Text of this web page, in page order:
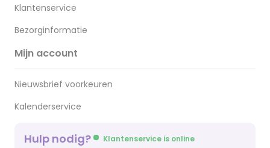
Klantenservice
Bezorginformatie
Mijn account
Nieuwsbrief voorkeuren
Kalenderservice
Hulp nodig? Klantenservice is online